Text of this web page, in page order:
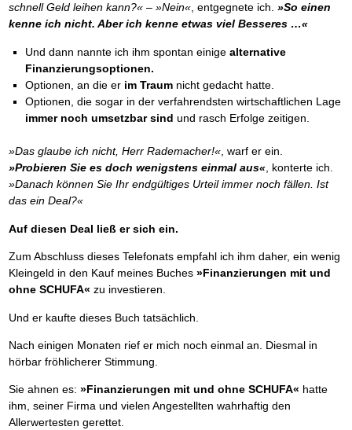
schnell Geld leihen kann?«– »Nein«, entgegnete ich. »So einen
kenne ich nicht. Aber ich kenne etwas viel Besseres …«
Und dann nannte ich ihm spontan einigealternative
Finanzierungsoptionen.
Optionen, an die er im Traum nicht gedacht hatte.
Optionen, die sogar in der verfahrendsten wirtschaftlichen Lage
immer noch umsetzbar sind und rasch Erfolge zeitigen.
»Das glaube ich nicht, Herr Rademacher!«, warf er ein.
»Probieren Sie es doch wenigstens einmal aus«, konterte ich.
»Danach können Sie Ihr endgültiges Urteil immer noch fällen. Ist
das ein Deal?«
Auf diesen Deal ließ er sich ein.
Zum Abschluss dieses Telefonats empfahl ich ihm daher, ein wenig
Kleingeld in den Kauf meines Buches »Finanzierungen mit und
ohne SCHUFA« zu investieren.
Und er kaufte dieses Buch tatsächlich.
Nach einigen Monaten rief er mich noch einmal an. Diesmal in
hörbar fröhlicherer Stimmung.
Sie ahnen es: »Finanzierungen mit und ohne SCHUFA« hatte
ihm, seiner Firma und vielen Angestellten wahrhaftig den
Allerwertesten gerettet.